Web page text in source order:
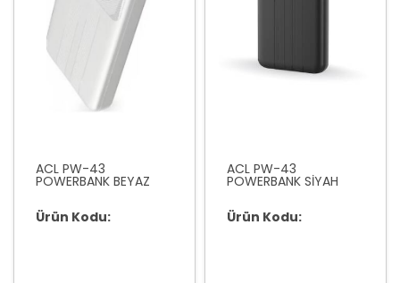
ACL PW-43
POWERBANK BEYAZ
Ürün Kodu:
ACL PW-43
POWERBANK SİYAH
Ürün Kodu: